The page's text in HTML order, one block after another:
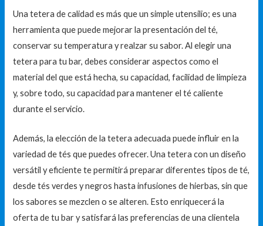
Una tetera de calidad es más que un simple utensilio; es una
herramienta que puede mejorar la presentación del té,
conservar su temperatura y realzar su sabor. Al elegir una
tetera para tu bar, debes considerar aspectos como el
material del que está hecha, su capacidad, facilidad de limpieza
y, sobre todo, su capacidad para mantener el té caliente
durante el servicio.
Además, la elección de la tetera adecuada puede influir en la
variedad de tés que puedes ofrecer. Una tetera con un diseño
versátil y eficiente te permitirá preparar diferentes tipos de té,
desde tés verdes y negros hasta infusiones de hierbas, sin que
los sabores se mezclen o se alteren. Esto enriquecerá la
oferta de tu bar y satisfará las preferencias de una clientela